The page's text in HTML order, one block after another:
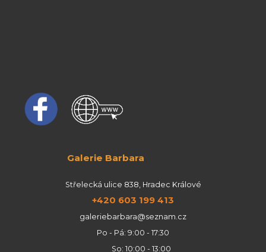
Galerie Barbara
Střelecká ulice 838, Hradec Králové
+420 603 199 413
galeriebarbara@seznam.cz
Po - Pá: 9:00 - 17:30
So: 10:00 - 13:00